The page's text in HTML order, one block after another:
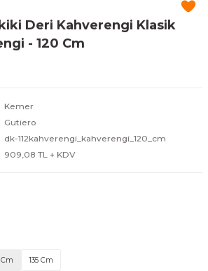
Deri Kahverengi Klasik
- 120 Cm
Kemer
Gutiero
dk-112kahverengi_kahverengi_120_cm
909,08 TL + KDV
Cm 135 Cm